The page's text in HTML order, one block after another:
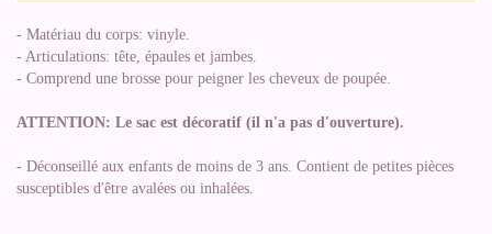
- Matériau du corps: vinyle.
- Articulations: tête, épaules et jambes.
- Comprend une brosse pour peigner les cheveux de poupée.
ATTENTION: Le sac est décoratif (il n'a pas d'ouverture).
- Déconseillé aux enfants de moins de 3 ans. Contient de petites pièces
susceptibles d'être avalées ou inhalées.